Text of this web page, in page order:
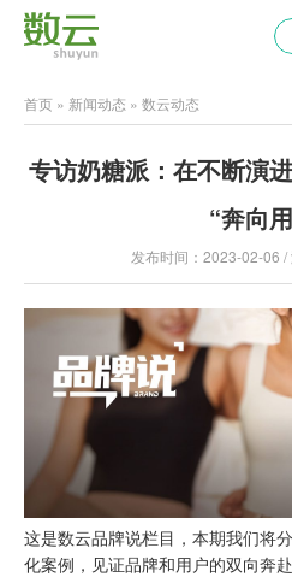
首页 » 新闻动态 » 数云动态
专访奶糖派：在不断演
“奔向
发布时间：2023-02-06
这是数云品牌说栏目，本期我们将
化案例，见证品牌和用户的双向奔赴